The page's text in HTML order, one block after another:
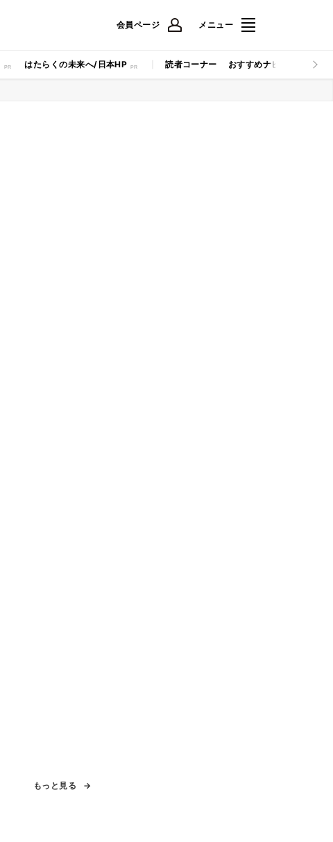
会員ページ メニュー
はたらくの未来へ/日本HP 読者コーナー おすすめナビ マイナビ
もっと見る